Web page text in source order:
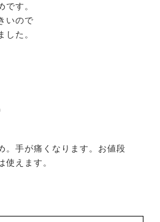
です。
いので
。手が痛くなります。お値段
使えます。